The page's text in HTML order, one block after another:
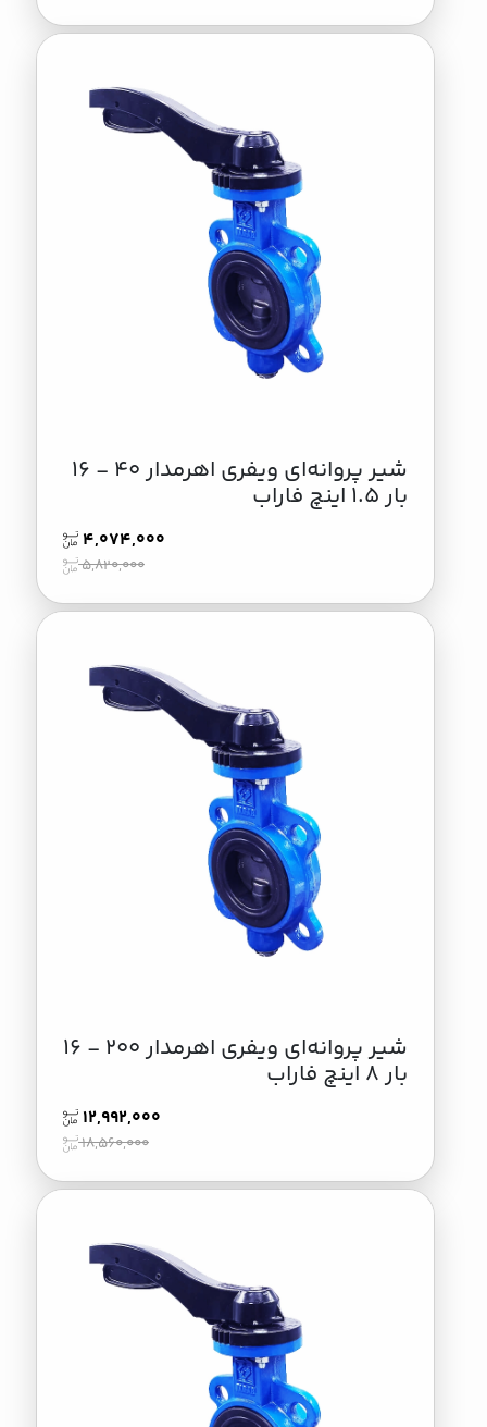
شير پروانه‌ای ویفری اهرمدار 40 - 16
بار 1.5 اینچ فاراب
4,074,000
5,820,000
شير پروانه‌ای ویفری اهرمدار 200 - 16
بار 8 اینچ فاراب
12,992,000
18,560,000